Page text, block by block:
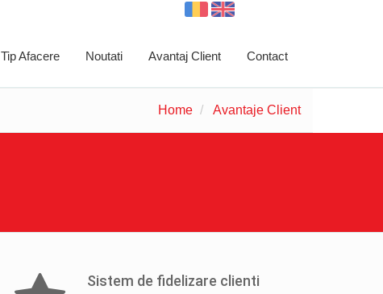
Tip Afacere Noutati Avantaj Client Contact
Home Avantaje Client
Sistem de fidelizare clienti